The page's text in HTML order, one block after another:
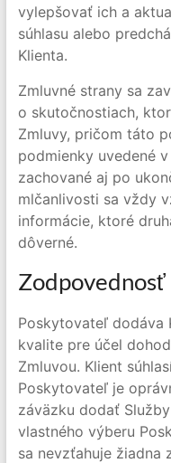
vylepšovať ich a
súhlasu alebo
Klienta.
Zmluvné strany sa
o skutočnostiach,
Zmluvy, pričom táto
podmienky uvedené
zachované aj po
mlčanlivosti sa vždy
informácie, ktoré
dôverné.
Poskytovateľ dodáva
kvalite pre účel
Zmluvou. Klient
Poskytovateľ je
záväzku dodať
vlastného výberu
sa nevzťahuje žiadna